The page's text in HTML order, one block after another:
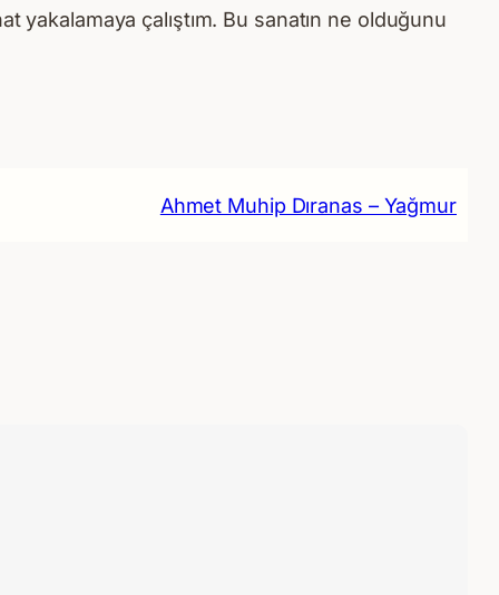
yakalamaya çalıştım. Bu sanatın ne olduğunu
Ahmet Muhip Dıranas – Yağmur